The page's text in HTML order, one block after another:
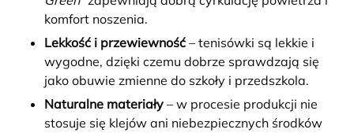
komfort noszenia.
Lekkość i przewiewność – tenisówki są lekkie i
wygodne, dzięki czemu dobrze sprawdzają się
jako obuwie zmienne do szkoły i przedszkola.
Naturalne materiały – w procesie produkcji nie
stosuje się klejów ani niebezpiecznych środków